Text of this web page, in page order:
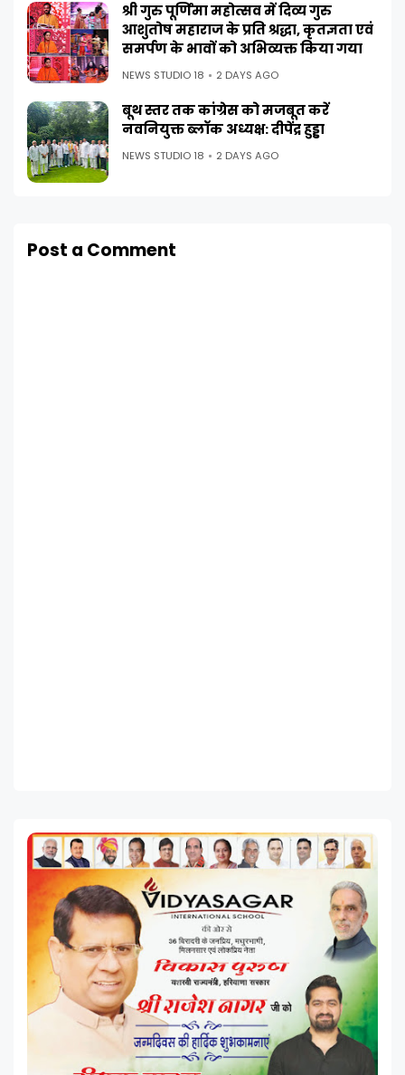
श्री गुरु पूर्णिमा महोत्सव में दिव्य गुरु
आशुतोष महाराज के प्रति श्रद्धा, कृतज्ञता एवं
समर्पण के भावों को अभिव्यक्त किया गया
NEWS STUDIO 18 2 DAYS AGO
बूथ स्तर तक कांग्रेस को मजबूत करें
नवनियुक्त ब्लॉक अध्यक्ष: दीपेंद्र हुड्डा
NEWS STUDIO 18 2 DAYS AGO
Post a Comment